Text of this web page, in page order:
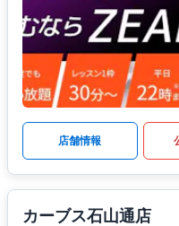
店舗情報
カーブス石山通店